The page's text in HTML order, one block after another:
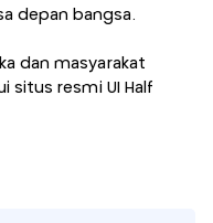
depan bangsa.
dan masyarakat
situs resmi UI Half